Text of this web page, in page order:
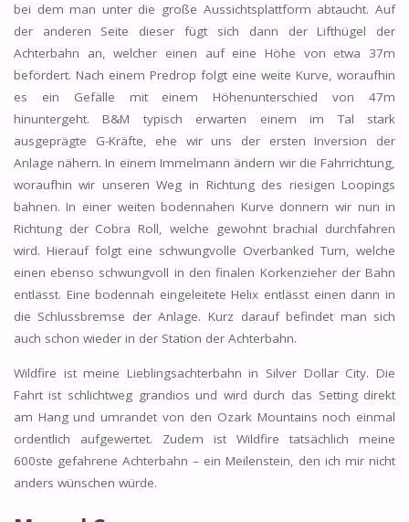
bei dem man unter die große Aussichtsplattform abtaucht. Auf
der anderen Seite dieser fügt sich dann der Lifthügel der
Achterbahn an, welcher einen auf eine Höhe von etwa 37m
befördert. Nach einem Predrop folgt eine weite Kurve, woraufhin
es ein Gefälle mit einem Höhenunterschied von 47m
hinuntergeht. B&M typisch erwarten einem im Tal stark
ausgeprägte G-Kräfte, ehe wir uns der ersten Inversion der
Anlage nähern. In einem Immelmann ändern wir die Fahrrichtung,
woraufhin wir unseren Weg in Richtung des riesigen Loopings
bahnen. In einer weiten bodennahen Kurve donnern wir nun in
Richtung der Cobra Roll, welche gewohnt brachial durchfahren
wird. Hierauf folgt eine schwungvolle Overbanked Turn, welche
einen ebenso schwungvoll in den finalen Korkenzieher der Bahn
entlässt. Eine bodennah eingeleitete Helix entlässt einen dann in
die Schlussbremse der Anlage. Kurz darauf befindet man sich
auch schon wieder in der Station der Achterbahn.
Wildfire ist meine Lieblingsachterbahn in Silver Dollar City. Die
Fahrt ist schlichtweg grandios und wird durch das Setting direkt
am Hang und umrandet von den Ozark Mountains noch einmal
ordentlich aufgewertet. Zudem ist Wildfire tatsächlich meine
600ste gefahrene Achterbahn – ein Meilenstein, den ich mir nicht
anders wünschen würde.